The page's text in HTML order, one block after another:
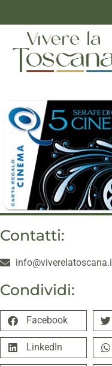
Contatti:
Condividi:
Facebook
LinkedIn